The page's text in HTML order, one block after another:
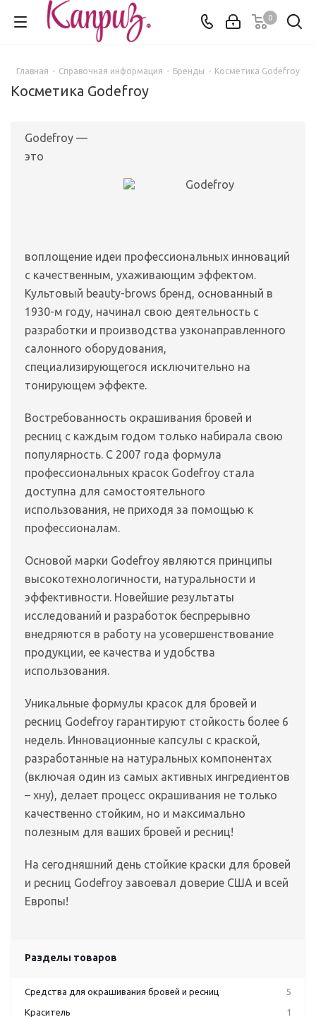
0
Главная - Справочная информация - Бренды - Косметика Godefroy
Косметика Godefroy
Godefroy —
это
воплощение идеи профессиональных инноваций
с качественным, ухаживающим эффектом.
Культовый beauty-brows бренд, основанный в
1930-м году, начинал свою деятельность с
разработки и производства узконаправленного
салонного оборудования,
специализирующегося исключительно на
тонирующем эффекте.
Востребованность окрашивания бровей и
ресниц с каждым годом только набирала свою
популярность. С 2007 года формула
профессиональных красок Godefroy стала
доступна для самостоятельного
использования, не приходя за помощью к
профессионалам.
Основой марки Godefroy являются принципы
высокотехнологичности, натуральности и
эффективности. Новейшие результаты
исследований и разработок беспрерывно
внедряются в работу на усовершенствование
продукции, ее качества и удобства
использования.
Уникальные формулы красок для бровей и
ресниц Godefroy гарантируют стойкость более 6
недель. Инновационные капсулы с краской,
разработанные на натуральных компонентах
(включая один из самых активных ингредиентов
– хну), делает процесс окрашивания не только
качественно стойким, но и максимально
полезным для ваших бровей и ресниц!
На сегодняшний день стойкие краски для бровей
и ресниц Godefroy завоевал доверие США и всей
Европы!
Разделы товаров
Средства для окрашивания бровей и ресниц 5
Краситель 1